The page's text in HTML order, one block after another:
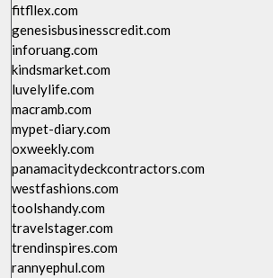
fitfllex.com
genesisbusinesscredit.com
inforuang.com
kindsmarket.com
luvelylife.com
macramb.com
mypet-diary.com
oxweekly.com
panamacitydeckcontractors.com
westfashions.com
toolshandy.com
travelstager.com
trendinspires.com
rannyephul.com